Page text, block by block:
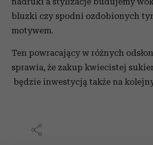
bluzki czy spodni ozdobionych
motywem.
Ten powracający w różnych
sprawia, że zakup kwiecistej
będzie inwestycją także na